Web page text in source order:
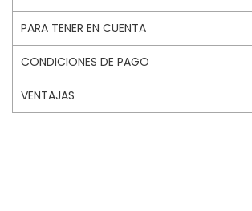
PARA TENER EN CUENTA
CONDICIONES DE PAGO
VENTAJAS